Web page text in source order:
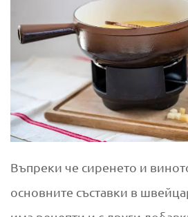
Въпреки че сиренето и
основните съставки в